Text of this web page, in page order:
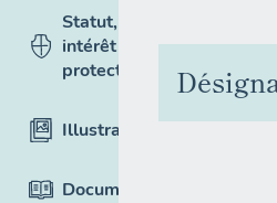
Statut,
intérêt et
protection
Illustrations
Documentation